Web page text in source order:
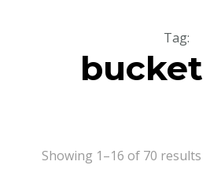
Tag:
Showing 1–16 of 70 results